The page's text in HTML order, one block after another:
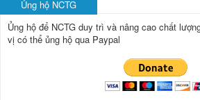
Ủng hộ NCTG
Ủng hộ để NCTG duy trì và nâng cao chất
vị có thể ủng hộ qua Paypal